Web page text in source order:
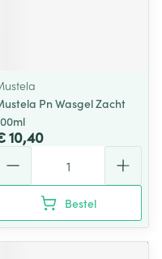
Pn Wasgel Zacht
10,40
Bestel